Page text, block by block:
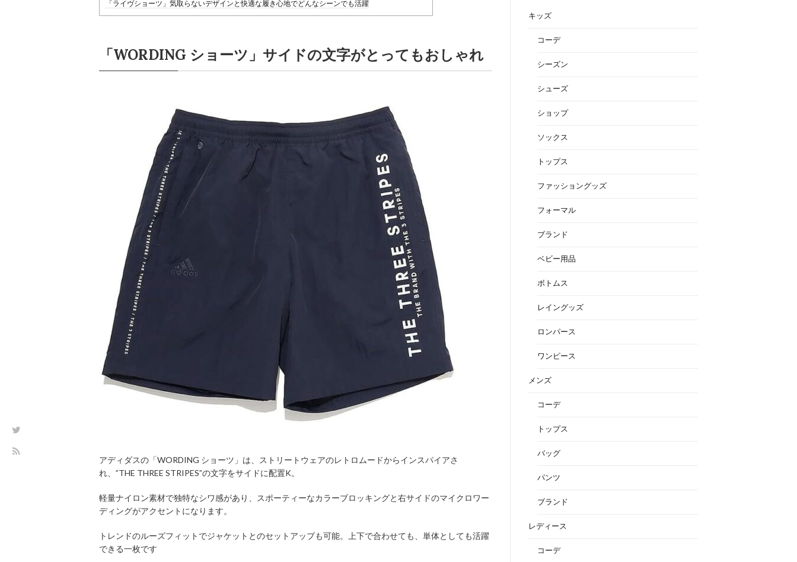
「ライヴショーツ」気取らないデザインと快適な履き心地でどんなシーンでも活躍
「WORDING ショーツ」サイドの文字がとってもおしゃれ
アディダスの「WORDING ショーツ」は、ストリートウェアのレトロムードからインスパイアさ
れ、”THE THREE STRIPES”の文字をサイドに配置K。
軽量ナイロン素材で独特なシワ感があり、スポーティーなカラーブロッキングと右サイドのマイクロワー
ディングがアクセントになります。
トレンドのルーズフィットでジャケットとのセットアップも可能。上下で合わせても、単体としても活躍
できる一枚です
キッズ
コーデ
シーズン
シューズ
ショップ
ソックス
トップス
ファッショングッズ
フォーマル
ブランド
ベビー用品
ボトムス
レイングッズ
ロンパース
ワンピース
メンズ
コーデ
トップス
バッグ
パンツ
ブランド
レディース
コーデ